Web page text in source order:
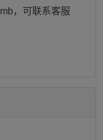
，可联系客服